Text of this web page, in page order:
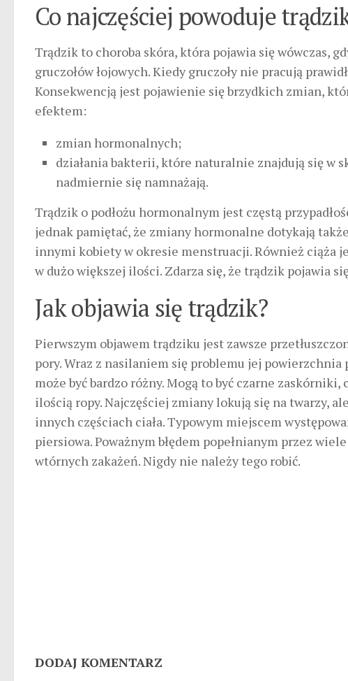
Co najczęściej powoduje
Trądzik to choroba skóra, która pojawia się wówczas,
gruczołów łojowych. Kiedy gruczoły nie pracują
Konsekwencją jest pojawienie się brzydkich zmian,
efektem:
zmian hormonalnych;
działania bakterii, które naturalnie znajdują się w
nadmiernie się namnażają.
Trądzik o podłożu hormonalnym jest częstą
jednak pamiętać, że zmiany hormonalne dotykają
innymi kobiety w okresie menstruacji. Również ciąża
w dużo większej ilości. Zdarza się, że trądzik pojawia
Jak objawia się trądzik?
Pierwszym objawem trądziku jest zawsze
pory. Wraz z nasilaniem się problemu jej
może być bardzo różny. Mogą to być czarne
ilością ropy. Najczęściej zmiany lokują się na twarzy,
innych częściach ciała. Typowym miejscem
piersiowa. Poważnym błędem popełnianym przez
wtórnych zakażeń. Nigdy nie należy tego robić.
DODAJ KOMENTARZ